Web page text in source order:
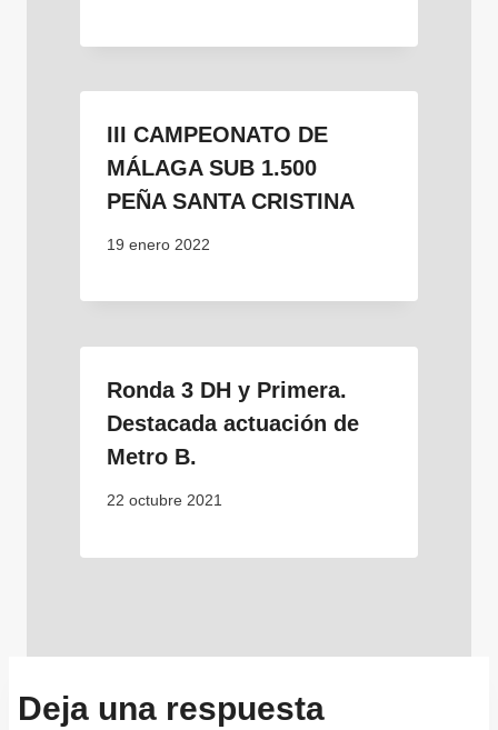
III CAMPEONATO DE
MÁLAGA SUB 1.500
PEÑA SANTA CRISTINA
19 enero 2022
Ronda 3 DH y Primera.
Destacada actuación de
Metro B.
22 octubre 2021
Deja una respuesta